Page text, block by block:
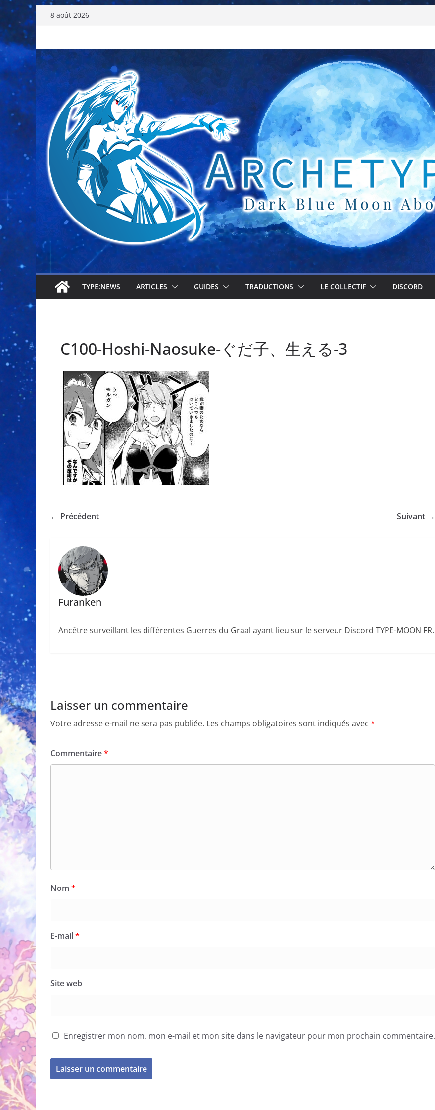
Passer
au
8 août 2026
TYPE:NEWS ARTICLES GUIDES TRADUCTIONS LE COLLECTIF DISCORD
C100-Hoshi-Naosuke-ぐだ子、生える-3
← Précédent Suivant →
Furanken
Ancêtre surveillant les différentes Guerres du Graal ayant lieu sur le serveur Discord TYPE-MOON FR.
Laisser un commentaire
Votre adresse e-mail ne sera pas publiée. Les champs obligatoires sont indiqués avec *
Commentaire*
Nom *
E-mail*
Site web
Enregistrer mon nom, mon e-mail et mon site dans le navigateur pour mon prochain commentaire.